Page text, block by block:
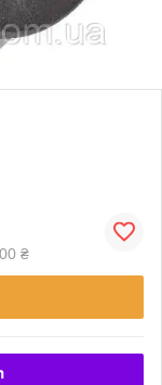
₴